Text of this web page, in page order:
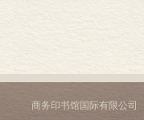
Ritual vessels
Dining etiquette
On December
exhibition
商务印书馆国际有限公司